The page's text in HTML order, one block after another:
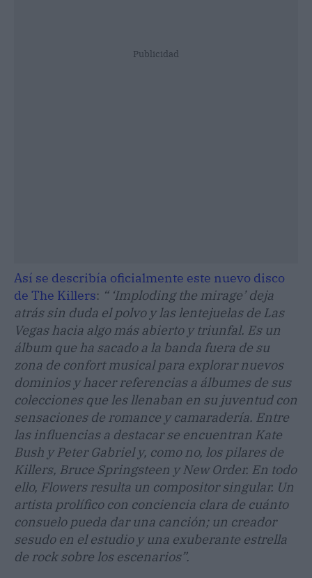
Publicidad
Así se describía oficialmente este nuevo disco
de The Killers: “ ‘Imploding the mirage’ deja
atrás sin duda el polvo y las lentejuelas de Las
Vegas hacia algo más abierto y triunfal. Es un
álbum que ha sacado a la banda fuera de su
zona de confort musical para explorar nuevos
dominios y hacer referencias a álbumes de sus
colecciones que les llenaban en su juventud con
sensaciones de romance y camaradería. Entre
las influencias a destacar se encuentran Kate
Bush y Peter Gabriel y, como no, los pilares de
Killers, Bruce Springsteen y New Order. En todo
ello, Flowers resulta un compositor singular. Un
artista prolífico con conciencia clara de cuánto
consuelo pueda dar una canción; un creador
sesudo en el estudio y una exuberante estrella
de rock sobre los escenarios”.